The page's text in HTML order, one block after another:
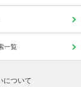
一覧
について